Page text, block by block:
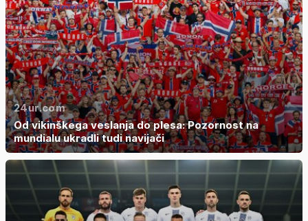
24ur.com
Od vikinškega veslanja do plesa: Pozornost na
mundialu ukradli tudi navijači